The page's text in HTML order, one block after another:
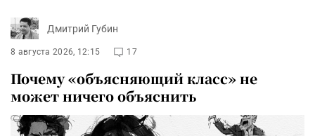
Дмитрий Губин
8 августа 2026, 12:15 17
Почему «объясняющий класс» не
может ничего объяснить